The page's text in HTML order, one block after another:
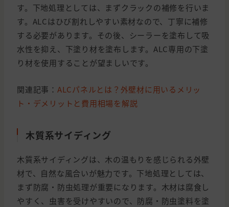
す。下地処理としては、まずクラックの補修を行いま
す。ALCはひび割れしやすい素材なので、丁寧に補修
する必要があります。その後、シーラーを塗布して吸
水性を抑え、下塗り材を塗布します。ALC専用の下塗
り材を使用することが望ましいです。
関連記事： ALCパネルとは？外壁材に用いるメリッ
ト・デメリットと費用相場を解説
木質系サイディング
木質系サイディングは、木の温もりを感じられる外壁
材で、自然な風合いが魅力です。下地処理としては、
まず防腐・防虫処理が重要になります。木材は腐食し
やすく、虫害を受けやすいので、防腐・防虫塗料を塗